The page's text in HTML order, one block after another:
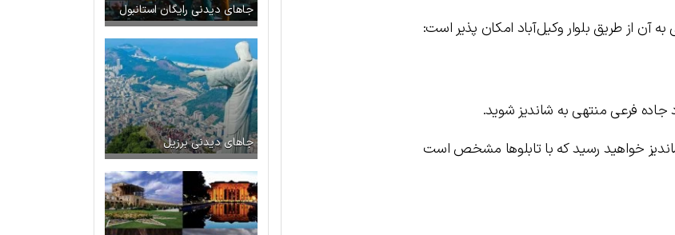
جاده فرعی منتهی به شاندیز شوید.
جاهای دیدنی رایگان استانبول
جاهای دیدنی برزیل